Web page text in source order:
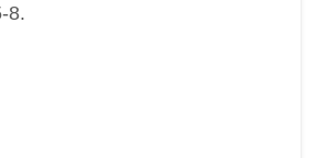
8.